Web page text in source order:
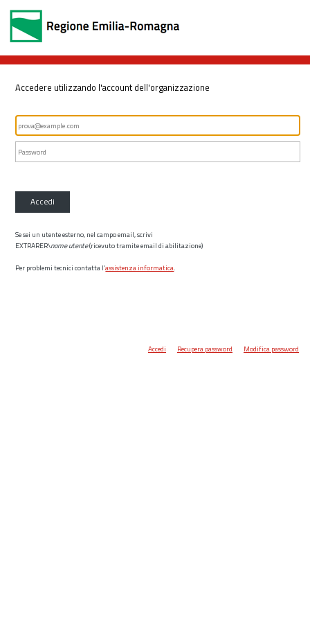
Accedere utilizzando l'account dell'organizzazione
Accedi
Se sei un utente esterno, nel campo email, scrivi
EXTRARER\nome utente(ricevuto tramite email di abilitazione)
Per problemi tecnici contatta l’assistenza informatica.
Accedi Recupera password Modifica password